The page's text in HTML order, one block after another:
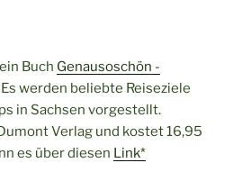
Buch Genausoschön -
werden beliebte Reiseziele
in Sachsen vorgestellt.
Verlag und kostet 16,95
es über diesen Link*